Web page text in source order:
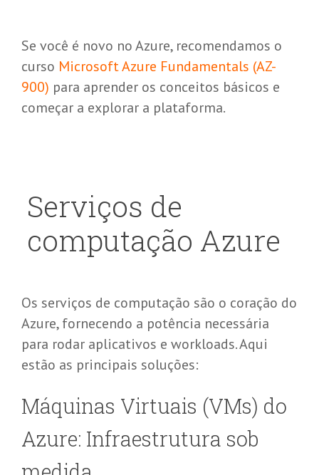
Se você é novo no Azure, recomendamos o
curso Microsoft Azure Fundamentals (AZ-
900) para aprender os conceitos básicos e
começar a explorar a plataforma.
Serviços de
computação Azure
Os serviços de computação são o coração do
Azure, fornecendo a potência necessária
para rodar aplicativos e workloads. Aqui
estão as principais soluções:
Máquinas Virtuais (VMs) do
Azure: Infraestrutura sob